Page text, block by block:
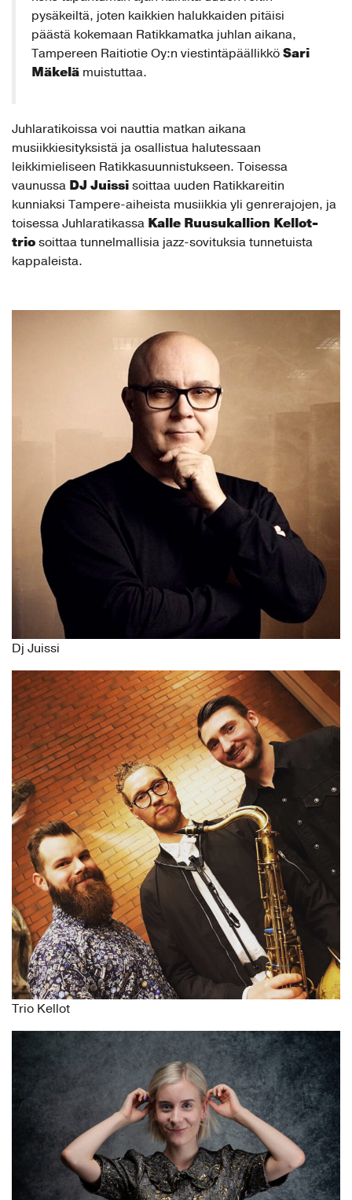
pysäkeiltä, joten kaikkien halukkaiden pitäisi
päästä kokemaan Ratikkamatka juhlan aikana,
Tampereen Raitiotie Oy:n viestintäpäällikkö Sari
Mäkelä muistuttaa.
Juhlaratikoissa voi nauttia matkan aikana
musiikkiesityksistä ja osallistua halutessaan
leikkimieliseen Ratikkasuunnistukseen. Toisessa
vaunussa DJ Juissi soittaa uuden Ratikkareitin
kunniaksi Tampere-aiheista musiikkia yli genrerajojen, ja
toisessa Juhlaratikassa Kalle Ruusukallion Kellot-
trio soittaa tunnelmallisia jazz-sovituksia tunnetuista
kappaleista.
Dj Juissi
Trio Kellot